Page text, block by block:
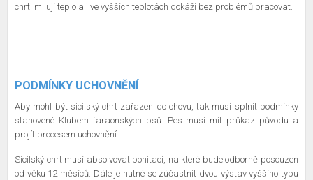
chrti milují teplo a i ve vyšších teplotách dokáží bez problémů pracovat.
PODMÍNKY UCHOVNĚNÍ
Aby mohl být sicilský chrt zařazen do chovu, tak musí splnit podmínky
stanovené Klubem faraonských psů. Pes musí mít průkaz původu a
projít procesem uchovnění.
Sicilský chrt musí absolvovat bonitaci, na které bude odborně posouzen
od věku 12 měsíců. Dále je nutné se zúčastnit dvou výstav vyššího typu